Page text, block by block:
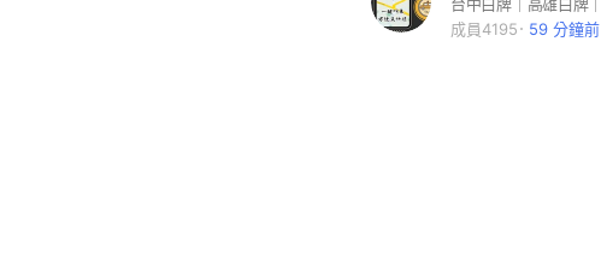
成員4195
59 分鐘前